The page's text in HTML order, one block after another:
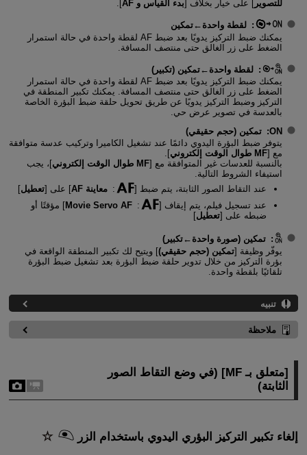
للتصوير ] على خيار بخلاف [ بدء القياس و AF ].
: لقطة واحدة←تمكين
يمكنك ضبط التركيز يدويًا بعد ضبط AF لقطة واحدة في حالة استمرار
الضغط على زر الغالق حتى منتصف المسافة.
: لقطة واحدة←تمكين (تكبير)
يمكنك ضبط التركيز يدويًا بعد ضبط AF لقطة واحدة في حالة استمرار
الضغط على زر الغالق حتى منتصف المسافة. يمكنك تكبير المنطقة في
التركيز وضبط التركيز يدويًا عن طريق تحويل حلقة ضبط البؤرة الخاصة
بالعدسة في تصوير عرض حي.
ON
: تمكين (حجم حقيقي)
يتوفر ضبط البؤرة اليدوي دائمًا عند تشغيل الكاميرا وتركيب عدسة متوافقة
مع [MF طوال الوقت إلكتروني
].
بالنسبة للعدسات غير المتوافقة مع [MF طوال الوقت إلكتروني
]، يجب
استيفاء الشروط التالية.
عند التقاط الصور الثابتة، يتم ضبط [
: معاينة AF ] على [تعطيل]
عند تسجيل فيلم، يتم إيقاف [
:
Movie Servo AF] مؤقتًا أو
ضبطه على [تعطيل]
: تمكين (صورة واحدة←تكبير)
يوفّر وظيفة [تمكين (حجم حقيقي)] ويتيح لك تكبير المنطقة الواقعة في
بؤرة التركيز من خلال تدوير حلقة ضبط البؤرة بعد تشغيل ضبط البؤرة
تلقائيًا بلقطة واحدة.
تنبيه
ملاحظة
[متعلق بـ MF
] (في وضع التقاط الصور
الثابتة)
إلغاء تكبير التركيز البؤري اليدوي باستخدام الزر